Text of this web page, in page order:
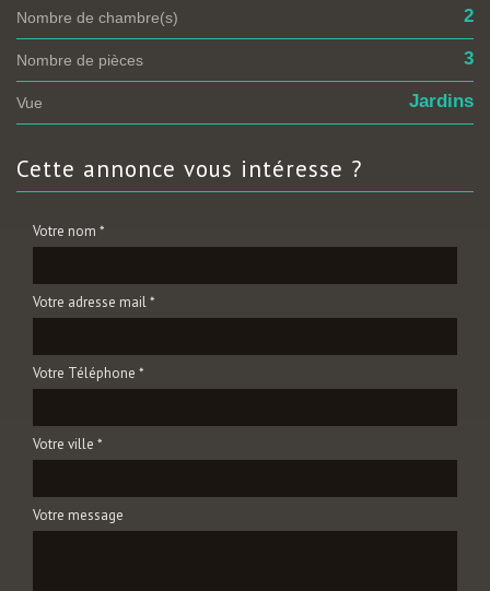
Nombre de chambre(s) 2
Nombre de pièces 3
Vue Jardins
cette annonce vous intéresse ?
Votre nom *
Votre adresse mail *
Votre Téléphone *
Votre ville *
Votre message